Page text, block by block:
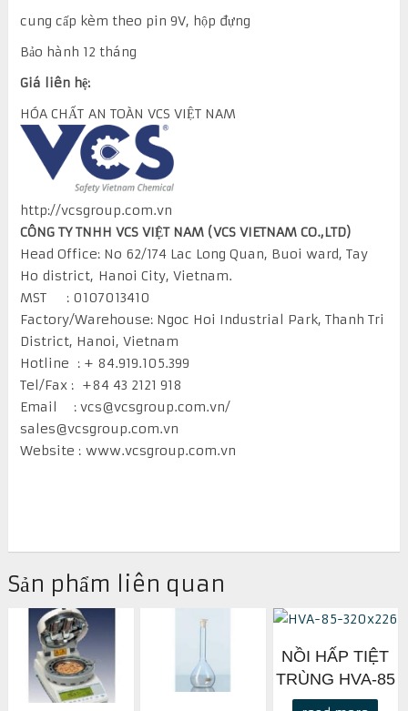
cung cấp kèm theo pin 9V, hộp đựng
Bảo hành 12 tháng
Giá liên hệ:
HÓA CHẤT AN TOÀN VCS VIỆT NAM
http://vcsgroup.com.vn
CÔNG TY TNHH VCS VIỆT NAM (VCS VIETNAM CO.,LTD)
Head Office: No 62/174 Lac Long Quan, Buoi ward, Tay
Ho district, Hanoi City, Vietnam.
MST : 0107013410
Factory/Warehouse: Ngoc Hoi Industrial Park, Thanh Tri
District, Hanoi, Vietnam
Hotline : + 84.919.105.399
Tel/Fax : +84 43 2121 918
Email : vcs@vcsgroup.com.vn/
sales@vcsgroup.com.vn
Website : www.vcsgroup.com.vn
Sản phẩm liên quan
NỒI HẤP TIỆT
TRÙNG HVA-85